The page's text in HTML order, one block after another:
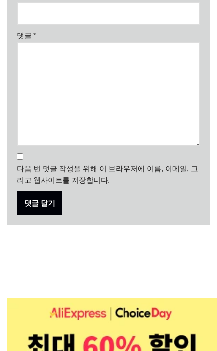
댓글 *
다음 번 댓글 작성을 위해 이 브라우저에 이름, 이메일, 그
리고 웹사이트를 저장합니다.